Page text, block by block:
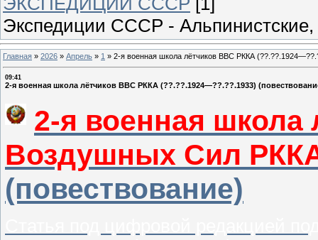
Экспедиции СССР -
Главная » 2026 » Апрель » 1 » 2-я военная школа лётчиков ВВС РККА
09:41
2-я военная школа лётчиков ВВС РККА (??.??.1924—??.??.1933)
2-я военная школа
Воздушных Сил
(повествование)